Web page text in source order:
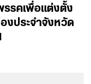
รรคเพื่อแต่งตั้ง
งประจำจังหวัด